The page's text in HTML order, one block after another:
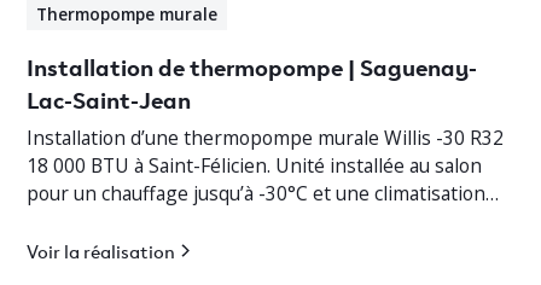
Thermopompe murale
Installation de thermopompe | Saguenay-
Lac-Saint-Jean
Installation d’une thermopompe murale Willis -30 R32
18 000 BTU à Saint-Félicien. Unité installée au salon
pour un chauffage jusqu’à -30°C et une climatisation
Voir la réalisation